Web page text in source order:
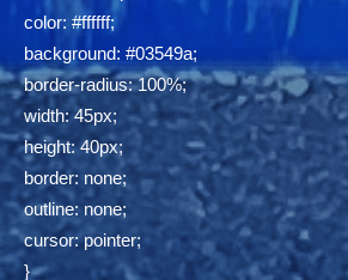
color: #ffffff;
background: #03549a;
border-radius: 100%;
width: 45px;
height: 40px;
border: none;
outline: none;
cursor: pointer;
}